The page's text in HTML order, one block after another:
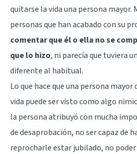
quitarse la vida una persona mayor.
personas que han acabado con su
comentar que él o ella no se
que lo hizo, ni parecía que tuviera
diferente al habitual.
Lo que hace que una persona mayor
vida puede ser visto como algo
la persona atribuyó con mucha
de desaprobación, no ser capaz de
reprocharle estar jubilado, no